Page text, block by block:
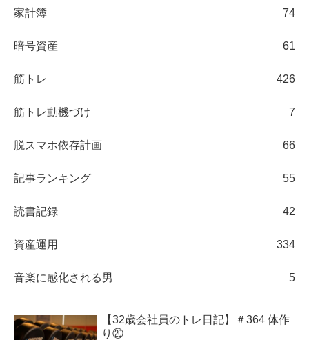
家計簿 74
暗号資産 61
筋トレ 426
筋トレ動機づけ 7
脱スマホ依存計画 66
記事ランキング 55
読書記録 42
資産運用 334
音楽に感化される男 5
【32歳会社員のトレ日記】＃364 体作
り⑳